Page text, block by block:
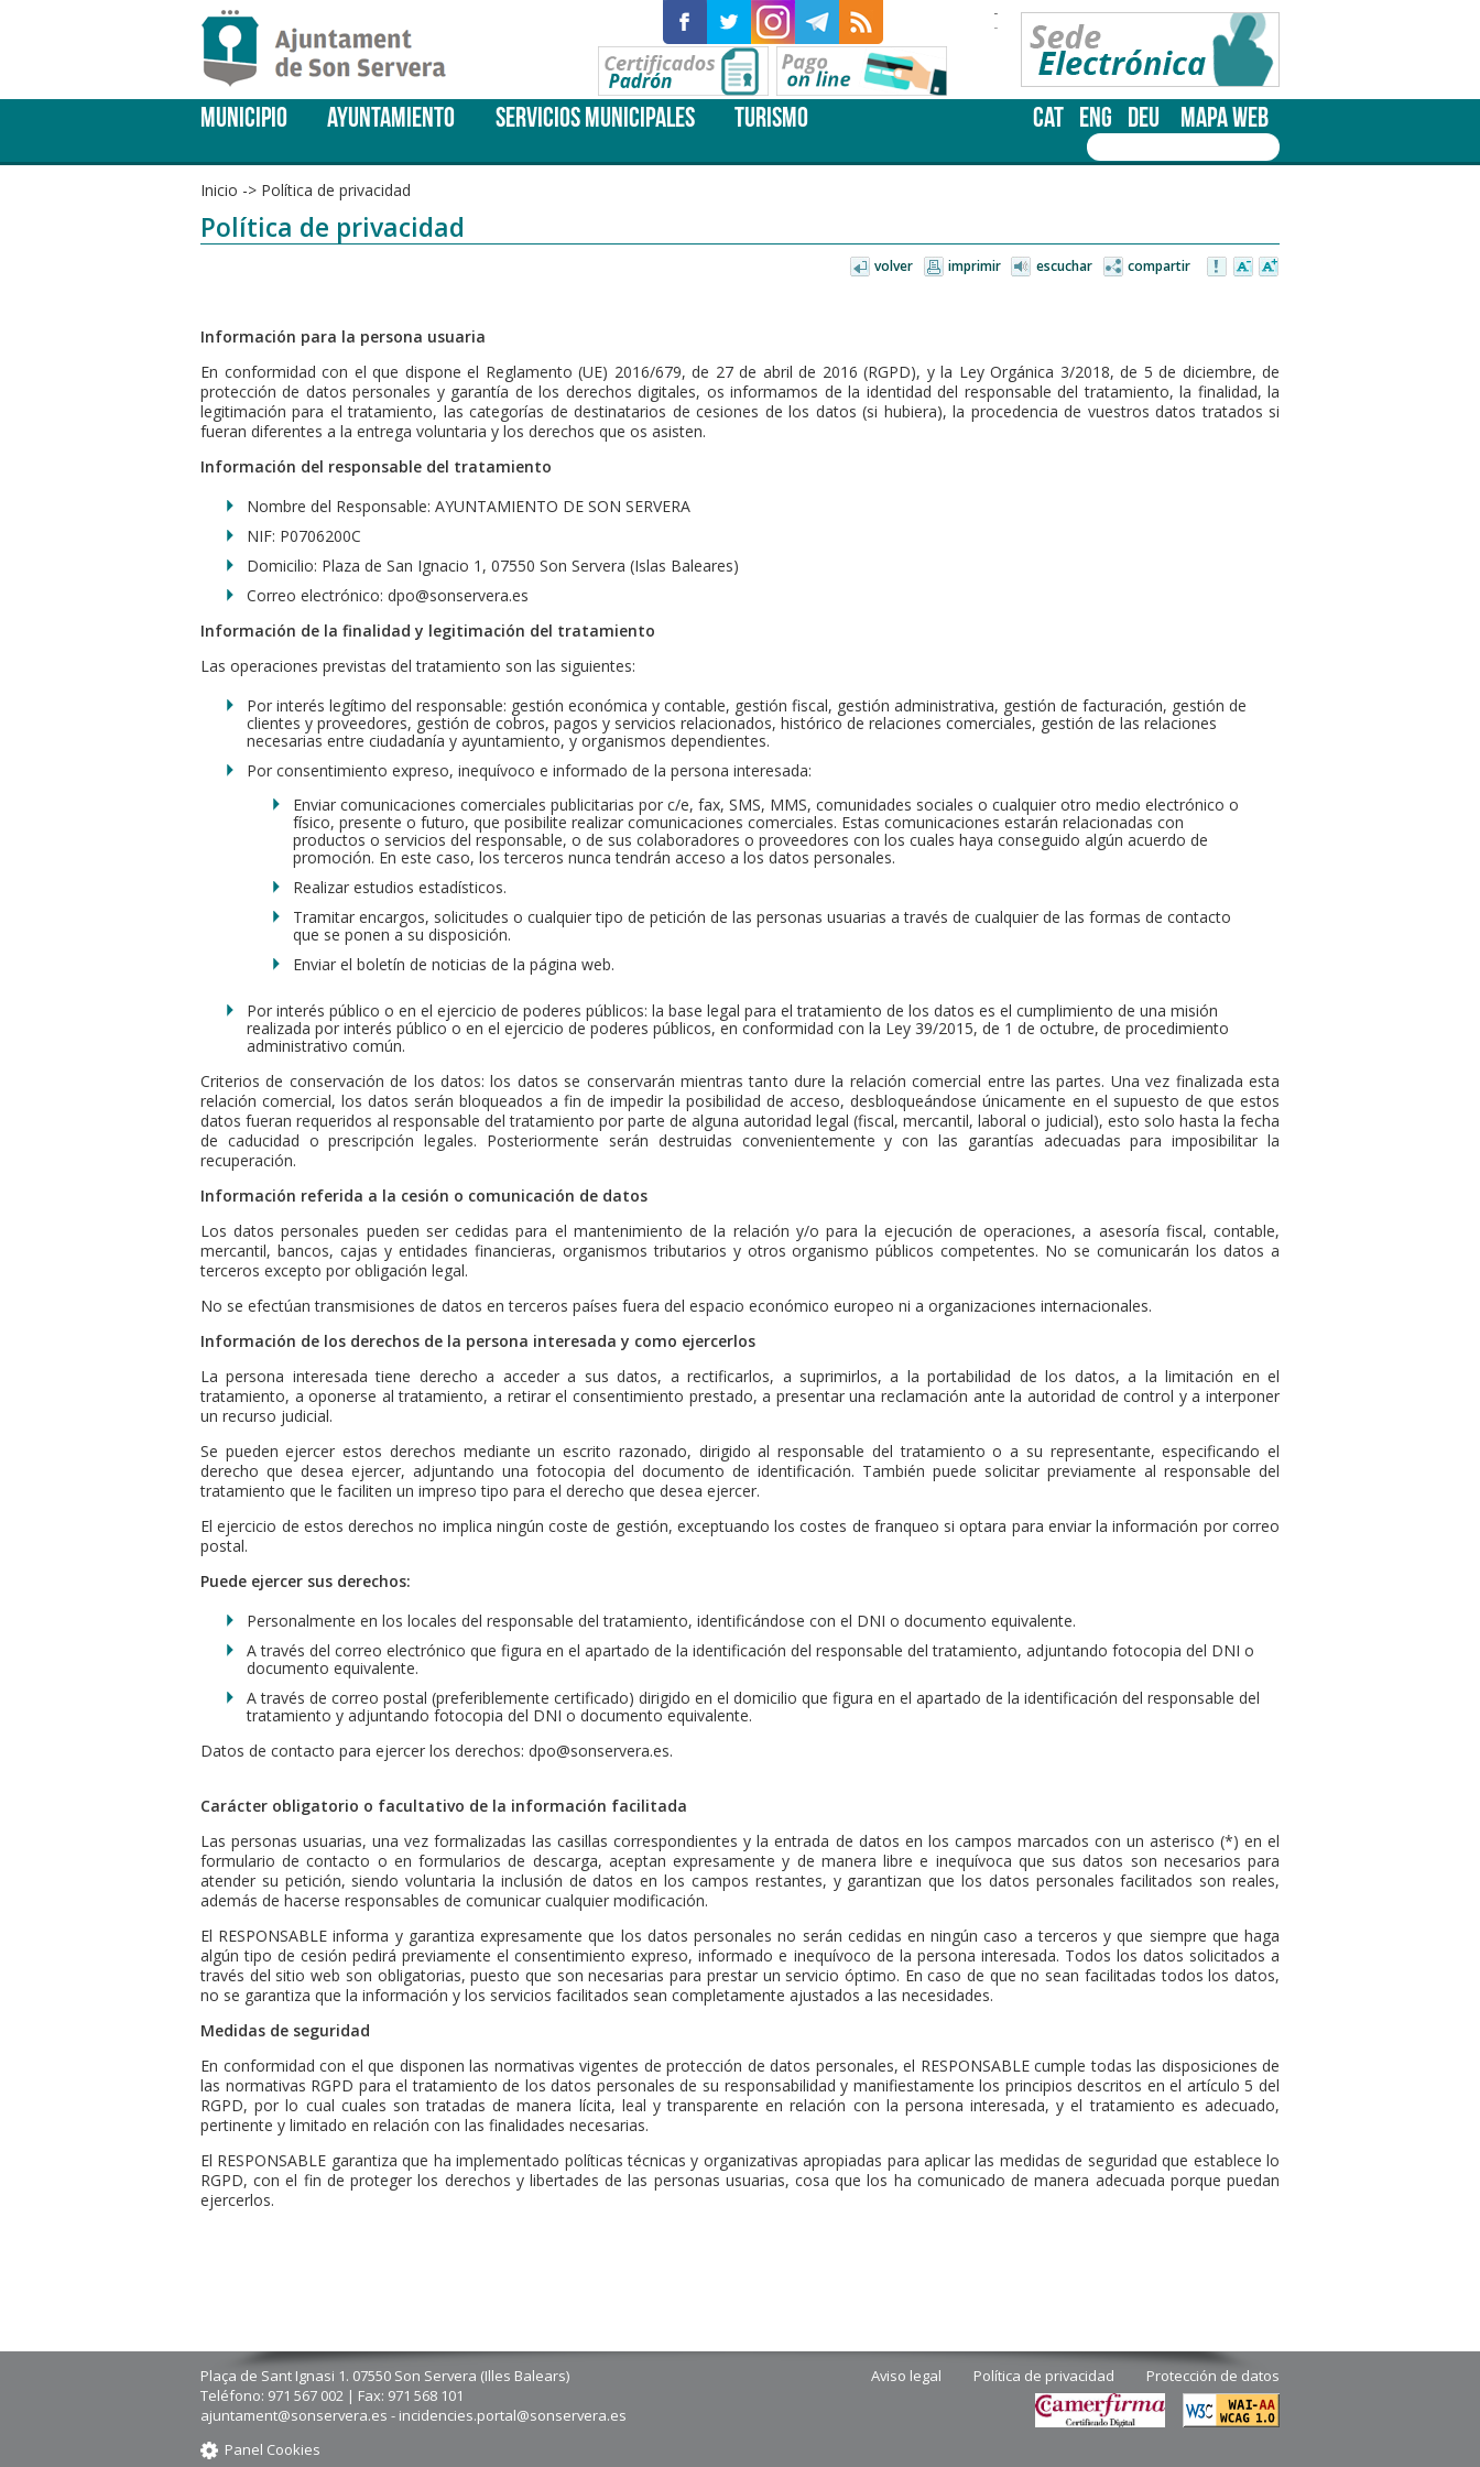
-
-
MUNICIPIO AYUNTAMIENTO SERVICIOS MUNICIPALES TURISMO CAT ENG DEU MAPA WEB
Inicio -> Política de privacidad
Política de privacidad
volver imprimir escuchar compartir
Información para la persona usuaria
En conformidad con el que dispone el Reglamento (UE) 2016/679, de 27 de abril de 2016 (RGPD), y la Ley Orgánica 3/2018, de 5 de diciembre, de
protección de datos personales y garantía de los derechos digitales, os informamos de la identidad del responsable del tratamiento, la finalidad, la
legitimación para el tratamiento, las categorías de destinatarios de cesiones de los datos (si hubiera), la procedencia de vuestros datos tratados si
fueran diferentes a la entrega voluntaria y los derechos que os asisten.
Información del responsable del tratamiento
Nombre del Responsable: AYUNTAMIENTO DE SON SERVERA
NIF: P0706200C
Domicilio: Plaza de San Ignacio 1, 07550 Son Servera (Islas Baleares)
Correo electrónico: dpo@sonservera.es
Información de la finalidad y legitimación del tratamiento
Las operaciones previstas del tratamiento son las siguientes:
Por interés legítimo del responsable: gestión económica y contable, gestión fiscal, gestión administrativa, gestión de facturación, gestión de
clientes y proveedores, gestión de cobros, pagos y servicios relacionados, histórico de relaciones comerciales, gestión de las relaciones
necesarias entre ciudadanía y ayuntamiento, y organismos dependientes.
Por consentimiento expreso, inequívoco e informado de la persona interesada:
Enviar comunicaciones comerciales publicitarias por c/e, fax, SMS, MMS, comunidades sociales o cualquier otro medio electrónico o
físico, presente o futuro, que posibilite realizar comunicaciones comerciales. Estas comunicaciones estarán relacionadas con
productos o servicios del responsable, o de sus colaboradores o proveedores con los cuales haya conseguido algún acuerdo de
promoción. En este caso, los terceros nunca tendrán acceso a los datos personales.
Realizar estudios estadísticos.
Tramitar encargos, solicitudes o cualquier tipo de petición de las personas usuarias a través de cualquier de las formas de contacto
que se ponen a su disposición.
Enviar el boletín de noticias de la página web.
Por interés público o en el ejercicio de poderes públicos: la base legal para el tratamiento de los datos es el cumplimiento de una misión
realizada por interés público o en el ejercicio de poderes públicos, en conformidad con la Ley 39/2015, de 1 de octubre, de procedimiento
administrativo común.
Criterios de conservación de los datos: los datos se conservarán mientras tanto dure la relación comercial entre las partes. Una vez finalizada esta
relación comercial, los datos serán bloqueados a fin de impedir la posibilidad de acceso, desbloqueándose únicamente en el supuesto de que estos
datos fueran requeridos al responsable del tratamiento por parte de alguna autoridad legal (fiscal, mercantil, laboral o judicial), esto solo hasta la fecha
de caducidad o prescripción legales. Posteriormente serán destruidas convenientemente y con las garantías adecuadas para imposibilitar la
recuperación.
Información referida a la cesión o comunicación de datos
Los datos personales pueden ser cedidas para el mantenimiento de la relación y/o para la ejecución de operaciones, a asesoría fiscal, contable,
mercantil, bancos, cajas y entidades financieras, organismos tributarios y otros organismo públicos competentes. No se comunicarán los datos a
terceros excepto por obligación legal.
No se efectúan transmisiones de datos en terceros países fuera del espacio económico europeo ni a organizaciones internacionales.
Información de los derechos de la persona interesada y como ejercerlos
La persona interesada tiene derecho a acceder a sus datos, a rectificarlos, a suprimirlos, a la portabilidad de los datos, a la limitación en el
tratamiento, a oponerse al tratamiento, a retirar el consentimiento prestado, a presentar una reclamación ante la autoridad de control y a interponer
un recurso judicial.
Se pueden ejercer estos derechos mediante un escrito razonado, dirigido al responsable del tratamiento o a su representante, especificando el
derecho que desea ejercer, adjuntando una fotocopia del documento de identificación. También puede solicitar previamente al responsable del
tratamiento que le faciliten un impreso tipo para el derecho que desea ejercer.
El ejercicio de estos derechos no implica ningún coste de gestión, exceptuando los costes de franqueo si optara para enviar la información por correo
postal.
Puede ejercer sus derechos:
Personalmente en los locales del responsable del tratamiento, identificándose con el DNI o documento equivalente.
A través del correo electrónico que figura en el apartado de la identificación del responsable del tratamiento, adjuntando fotocopia del DNI o
documento equivalente.
A través de correo postal (preferiblemente certificado) dirigido en el domicilio que figura en el apartado de la identificación del responsable del
tratamiento y adjuntando fotocopia del DNI o documento equivalente.
Datos de contacto para ejercer los derechos: dpo@sonservera.es.
Carácter obligatorio o facultativo de la información facilitada
Las personas usuarias, una vez formalizadas las casillas correspondientes y la entrada de datos en los campos marcados con un asterisco (*) en el
formulario de contacto o en formularios de descarga, aceptan expresamente y de manera libre e inequívoca que sus datos son necesarios para
atender su petición, siendo voluntaria la inclusión de datos en los campos restantes, y garantizan que los datos personales facilitados son reales,
además de hacerse responsables de comunicar cualquier modificación.
El RESPONSABLE informa y garantiza expresamente que los datos personales no serán cedidas en ningún caso a terceros y que siempre que haga
algún tipo de cesión pedirá previamente el consentimiento expreso, informado e inequívoco de la persona interesada. Todos los datos solicitados a
través del sitio web son obligatorias, puesto que son necesarias para prestar un servicio óptimo. En caso de que no sean facilitadas todos los datos,
no se garantiza que la información y los servicios facilitados sean completamente ajustados a las necesidades.
Medidas de seguridad
En conformidad con el que disponen las normativas vigentes de protección de datos personales, el RESPONSABLE cumple todas las disposiciones de
las normativas RGPD para el tratamiento de los datos personales de su responsabilidad y manifiestamente los principios descritos en el artículo 5 del
RGPD, por lo cual cuales son tratadas de manera lícita, leal y transparente en relación con la persona interesada, y el tratamiento es adecuado,
pertinente y limitado en relación con las finalidades necesarias.
El RESPONSABLE garantiza que ha implementado políticas técnicas y organizativas apropiadas para aplicar las medidas de seguridad que establece lo
RGPD, con el fin de proteger los derechos y libertades de las personas usuarias, cosa que los ha comunicado de manera adecuada porque puedan
ejercerlos.
Aviso legal Política de privacidad Protección de datos
Plaça de Sant Ignasi 1. 07550 Son Servera (Illes Balears)
Teléfono: 971 567 002 | Fax: 971 568 101
ajuntament@sonservera.es - incidencies.portal@sonservera.es
Panel Cookies